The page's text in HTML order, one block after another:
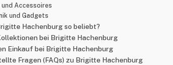
und Accessoires
und Gadgets
Hachenburg so beliebt?
bei Brigitte Hachenburg
Einkauf bei Brigitte Hachenburg
Fragen (FAQs) zu Brigitte Hachenburg